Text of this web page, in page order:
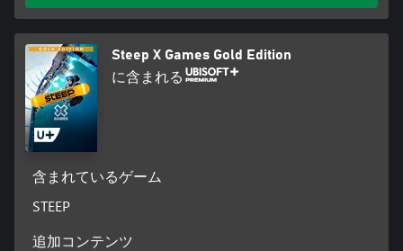
Steep X Games Gold Edition
に含まれる
含まれているゲーム
STEEP
追加コンテンツ